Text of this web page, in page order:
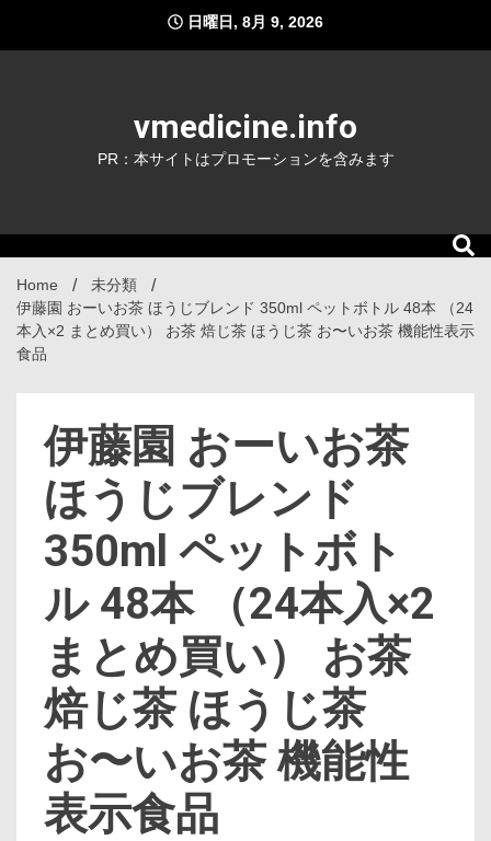
content
日曜日, 8月 9, 2026
vmedicine.info
PR：本サイトはプロモーションを含みます
Home
未分類
伊藤園 おーいお茶 ほうじブレンド 350ml ペットボトル 48本 （24
本入×2 まとめ買い） お茶 焙じ茶 ほうじ茶 お〜いお茶 機能性表示
食品
伊藤園 おーいお茶
ほうじブレンド
350ml ペットボト
ル 48本 （24本入×2
まとめ買い） お茶
焙じ茶 ほうじ茶
お〜いお茶 機能性
表示食品